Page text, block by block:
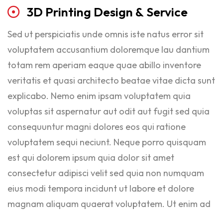
3D Printing Design &Service
Sed ut perspiciatis unde omnis iste natus error sit
voluptatem accusantium doloremque lau dantium
totam rem aperiam eaque quae abillo inventore
veritatis et quasi architecto beatae vitae dicta sunt
explicabo. Nemo enim ipsam voluptatem quia
voluptas sit aspernatur aut odit aut fugit sed quia
consequuntur magni dolores eos qui ratione
voluptatem sequi neciunt. Neque porro quisquam
est qui dolorem ipsum quia dolor sit amet
consectetur adipisci velit sed quia non numquam
eius modi tempora incidunt ut labore et dolore
magnam aliquam quaerat voluptatem. Ut enim ad